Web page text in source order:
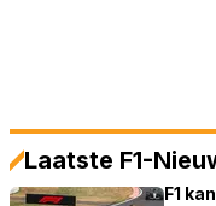
Laatste F1-
F1